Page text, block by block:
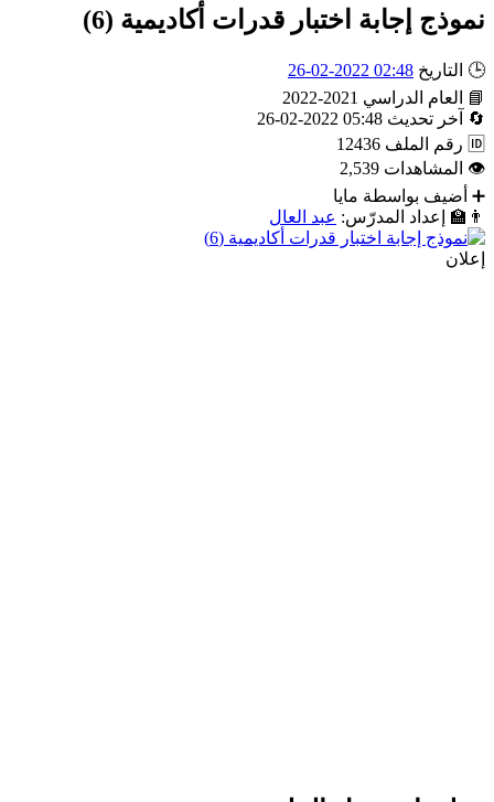
نموذج إجابة اختبار قدرات أكاديمية (6)
🕒 التاريخ 02:48 2022-02-26
📘
العام الدراسي 2021-2022
🔄
آخر تحديث 05:48 2022-02-26
🆔 رقم الملف 12436
👁
المشاهدات 2,539
➕
أضيف بواسطة مايا
👨‍🏫
إعداد المدرّس: عبد العال
إعلان